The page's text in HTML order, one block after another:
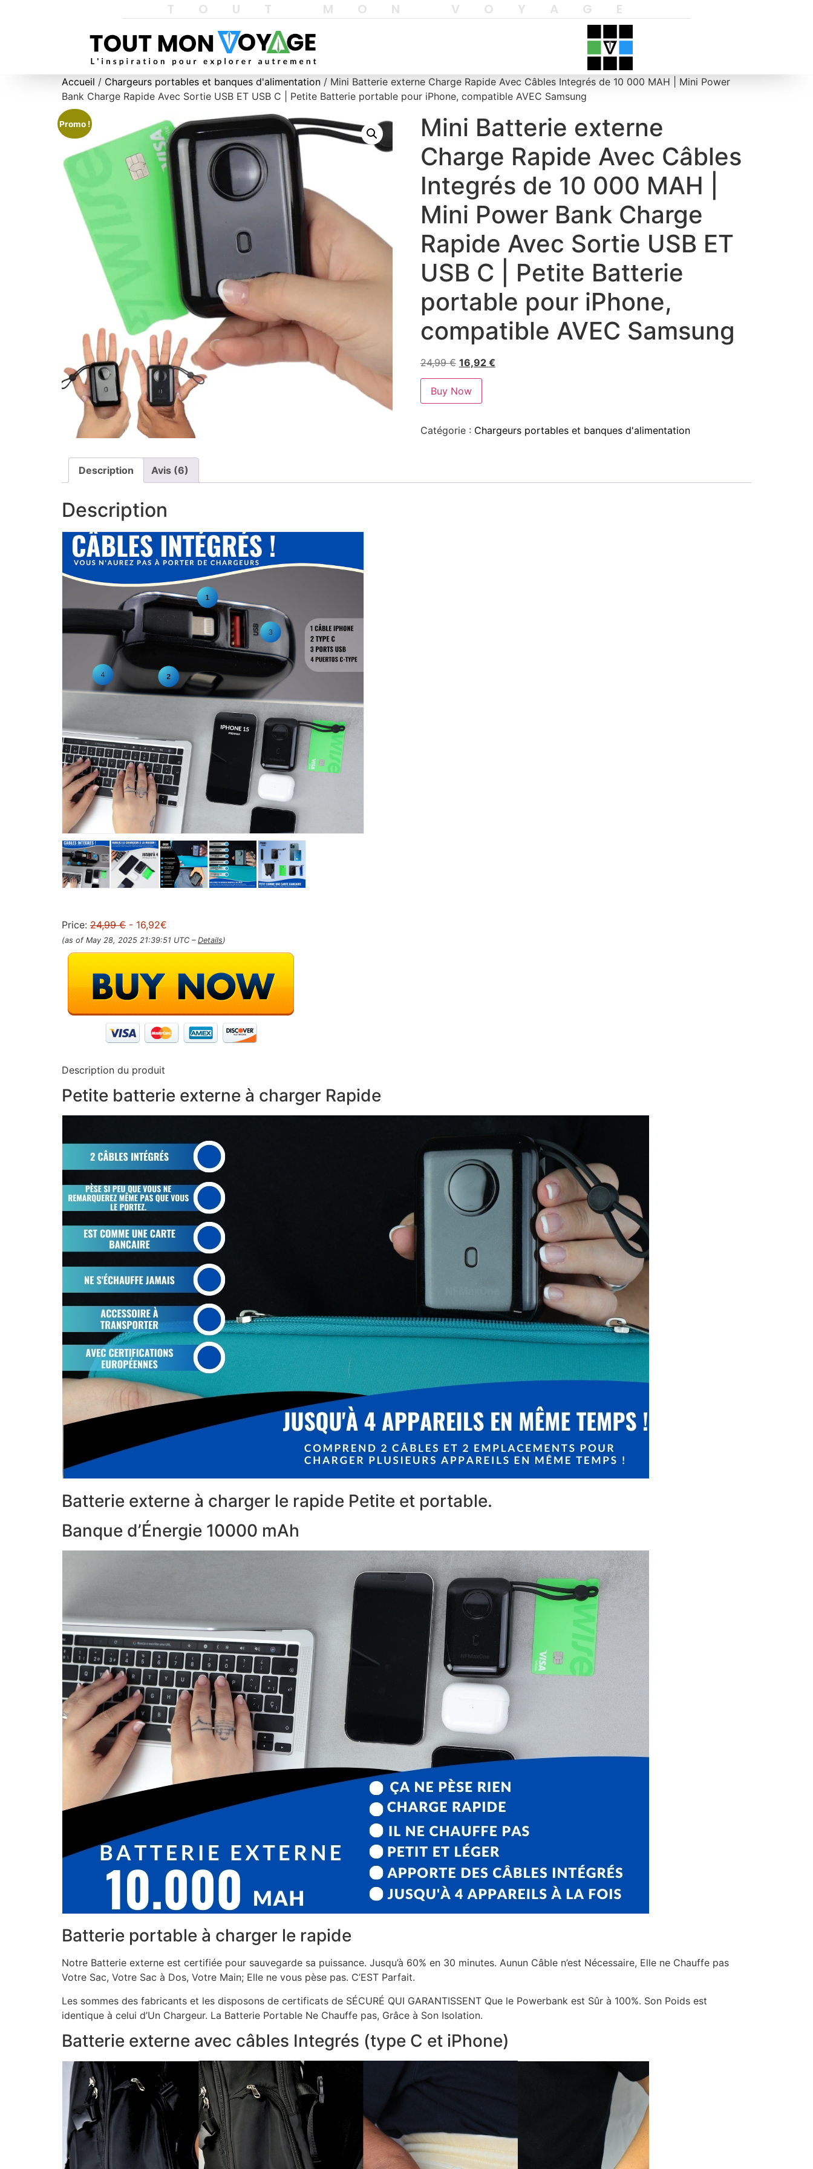
TOUT MON VOYAGE
Accueil / Chargeurs portables et banques d'alimentation / Mini Batterie externe Charge Rapide Avec Câbles Integrés de 10 000 MAH | Mini Power
Bank Charge Rapide Avec Sortie USB ET USB C | Petite Batterie portable pour iPhone, compatible AVEC Samsung
Promo !
Mini Batterie externe
Charge Rapide Avec Câbles
Integrés de 10 000 MAH |
Mini Power Bank Charge
Rapide Avec Sortie USB ET
USB C | Petite Batterie
portable pour iPhone,
compatible AVEC Samsung
24,99€ 16,92 €
Buy Now
Catégorie : Chargeurs portables et banques d'alimentation
Description Avis (6)
Description
Price: 24,99 € - 16,92€
(as of May 28, 2025 21:39:51 UTC – Details)
Description du produit
Petite batterie externe à charger Rapide
Batterie externe à charger le rapide Petite et portable.
Banque d’Énergie 10000 mAh
Batterie portable à charger le rapide
Notre Batterie externe est certifiée pour sauvegarde sa puissance. Jusqu’à 60% en 30 minutes. Aunun Câble n’est Nécessaire, Elle ne Chauffe pas
Votre Sac, Votre Sac à Dos, Votre Main; Elle ne vous pèse pas. C’EST Parfait.
Les sommes des fabricants et les disposons de certificats de SÉCURÉ QUI GARANTISSENT Que le Powerbank est Sûr à 100%. Son Poids est
identique à celui d’Un Chargeur. La Batterie Portable Ne Chauffe pas, Grâce à Son Isolation.
Batterie externe avec câbles Integrés (type C et iPhone)